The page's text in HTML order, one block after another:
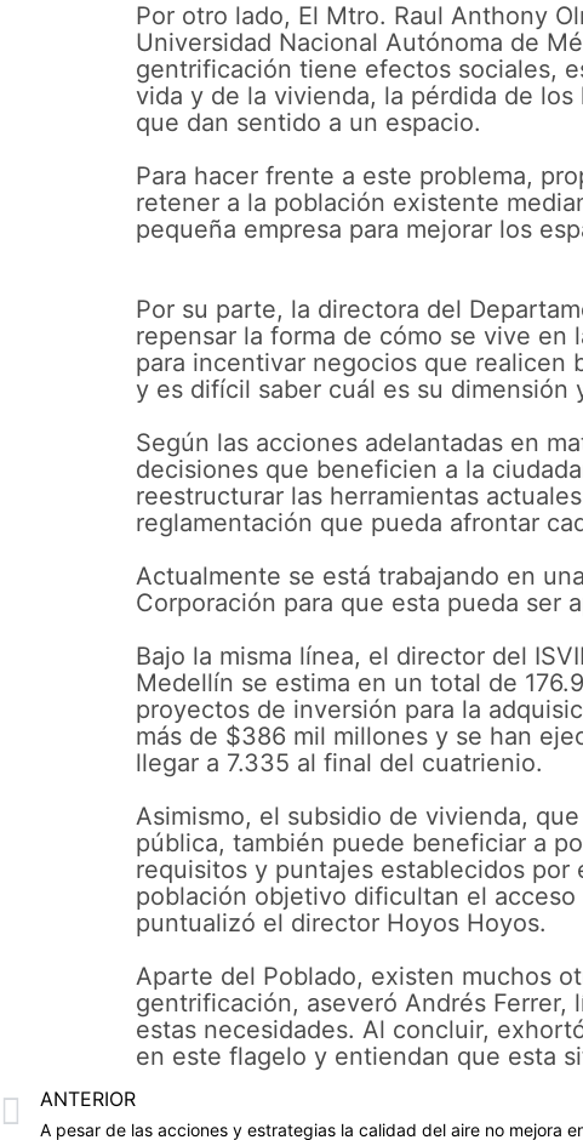
Por otro lado, El Mtro. Raul Anthony
Universidad Nacional Autónoma de
gentrificación tiene efectos sociales,
vida y de la vivienda, la pérdida de
que dan sentido a un espacio.
Para hacer frente a este problema,
retener a la población existente
pequeña empresa para mejorar los
Por su parte, la directora del
repensar la forma de cómo se vive
para incentivar negocios que realicen
y es difícil saber cuál es su
Según las acciones adelantadas en
decisiones que beneficien a la
reestructurar las herramientas
reglamentación que pueda afrontar
Actualmente se está trabajando en
Corporación para que esta pueda ser
Bajo la misma línea, el director del
Medellín se estima en un total de
proyectos de inversión para la
más de $386 mil millones y se han
llegar a 7.335 al final del cuatrienio.
Asimismo, el subsidio de vivienda,
pública, también puede beneficiar a
requisitos y puntajes establecidos
población objetivo dificultan el
puntualizó el director Hoyos Hoyos.
Aparte del Poblado, existen muchos
gentrificación, aseveró Andrés
estas necesidades. Al concluir,
en este flagelo y entiendan que esta
ANTERIOR
A pesar de las acciones y estrategias la calidad del aire no mejora